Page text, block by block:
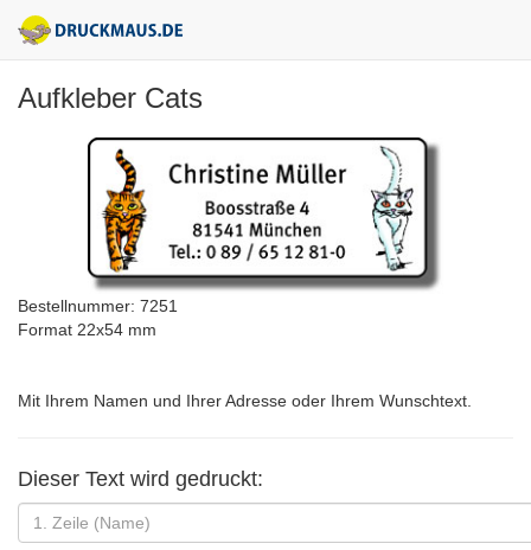
Aufkleber Cats
Bestellnummer: 7251
Format 22x54 mm
Mit Ihrem Namen und Ihrer Adresse oder Ihrem Wunschtext.
Dieser Text wird gedruckt: